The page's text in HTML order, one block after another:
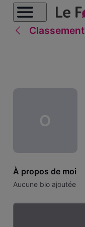
Classement
O
À propos de moi
Aucune bio ajoutée